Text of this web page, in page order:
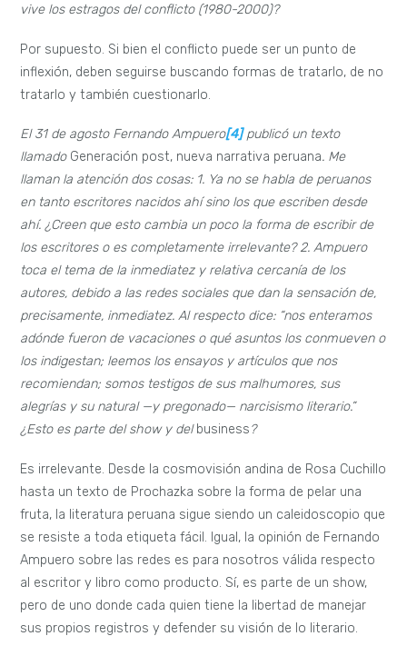
vive los estragos del conflicto (1980-2000)?
Por supuesto. Si bien el conflicto puede ser un punto de
inflexión, deben seguirse buscando formas de tratarlo, de no
tratarlo y también cuestionarlo.
El 31 de agosto Fernando Ampuero[4]publicó un texto
llamado Generación post, nueva narrativa peruana. Me
llaman la atención dos cosas: 1. Ya no se habla de peruanos
en tanto escritores nacidos ahí sino los que escriben desde
ahí. ¿Creen que esto cambia un poco la forma de escribir de
los escritores o es completamente irrelevante? 2. Ampuero
toca el tema de la inmediatez y relativa cercanía de los
autores, debido a las redes sociales que dan la sensación de,
precisamente, inmediatez. Al respecto dice: “nos enteramos
adónde fueron de vacaciones o qué asuntos los conmueven o
los indigestan; leemos los ensayos y artículos que nos
recomiendan; somos testigos de sus malhumores, sus
alegrías y su natural —y pregonado— narcisismo literario.”
¿Esto es parte del show y del business?
Es irrelevante. Desde la cosmovisión andina de Rosa Cuchillo
hasta un texto de Prochazka sobre la forma de pelar una
fruta, la literatura peruana sigue siendo un caleidoscopio que
se resiste a toda etiqueta fácil. Igual, la opinión de Fernando
Ampuero sobre las redes es para nosotros válida respecto
al escritor y libro como producto. Sí, es parte de un show,
pero de uno donde cada quien tiene la libertad de manejar
sus propios registros y defender su visión de lo literario.